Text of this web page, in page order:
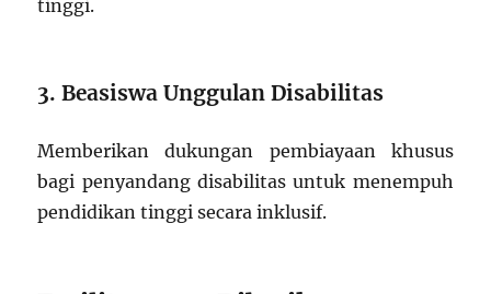
tinggi.
3. Beasiswa Unggulan Disabilitas
Memberikan dukungan pembiayaan khusus
bagi penyandang disabilitas untuk menempuh
pendidikan tinggi secara inklusif.